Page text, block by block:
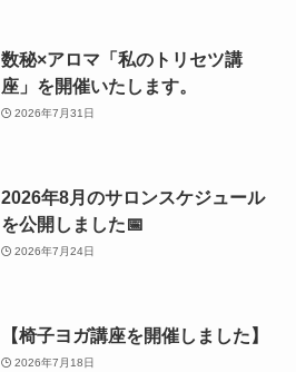
数秘×アロマ「私のトリセツ講
座」を開催いたします。
2026年7月31日
2026年8月のサロンスケジュール
を公開しました📅
2026年7月24日
【椅子ヨガ講座を開催しました】
2026年7月18日